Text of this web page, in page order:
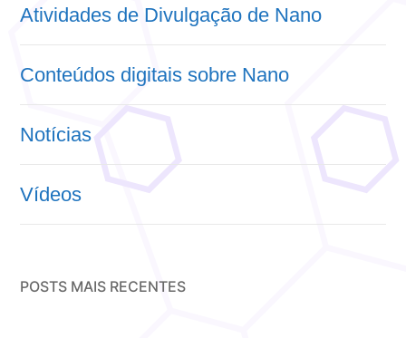
Atividades de Divulgação de Nano
Conteúdos digitais sobre Nano
Notícias
Vídeos
POSTS MAIS RECENTES